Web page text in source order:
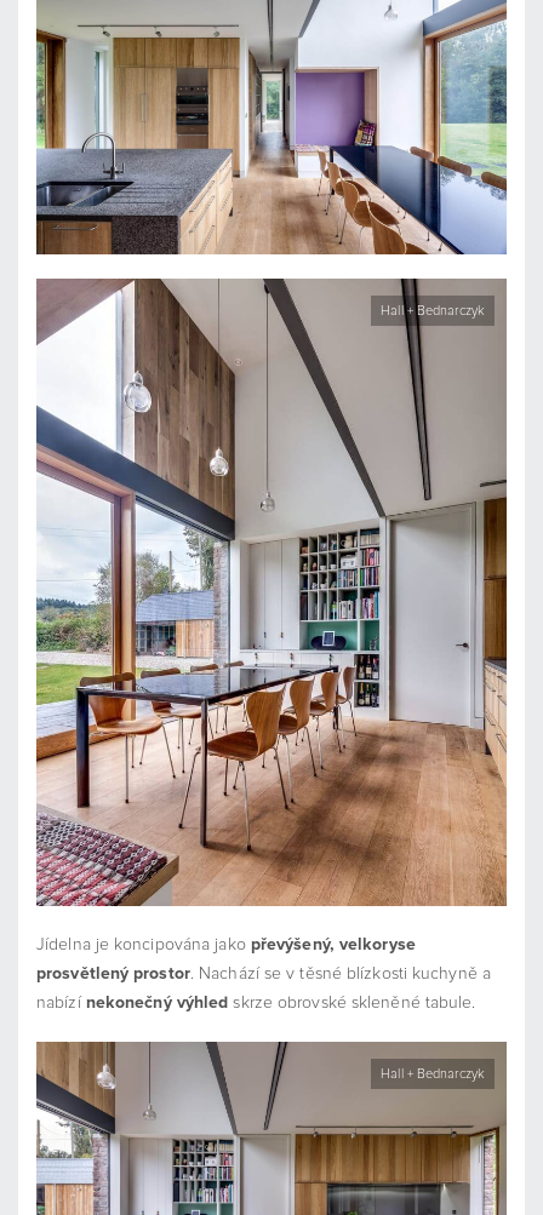
Hall + Bednarczyk
Jídelna je koncipována jakopřevýšený, velkoryse
prosvětlený prostor. Nachází se v těsné blízkosti kuchyně a
nabízínekonečný výhled skrze obrovské skleněné tabule.
Hall + Bednarczyk